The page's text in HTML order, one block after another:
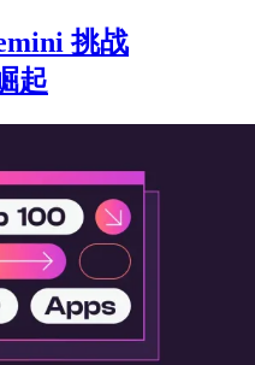
挑战
起